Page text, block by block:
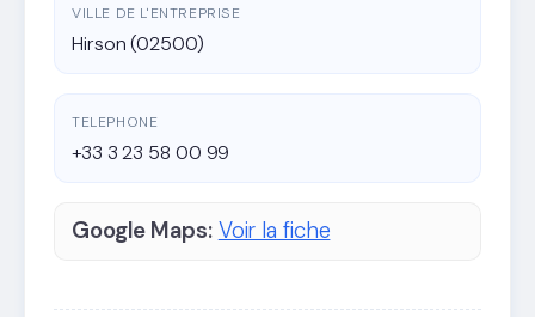
VILLE DE L'ENTREPRISE
Hirson (02500)
TELEPHONE
+33 3 23 58 00 99
Google Maps: Voir la fiche